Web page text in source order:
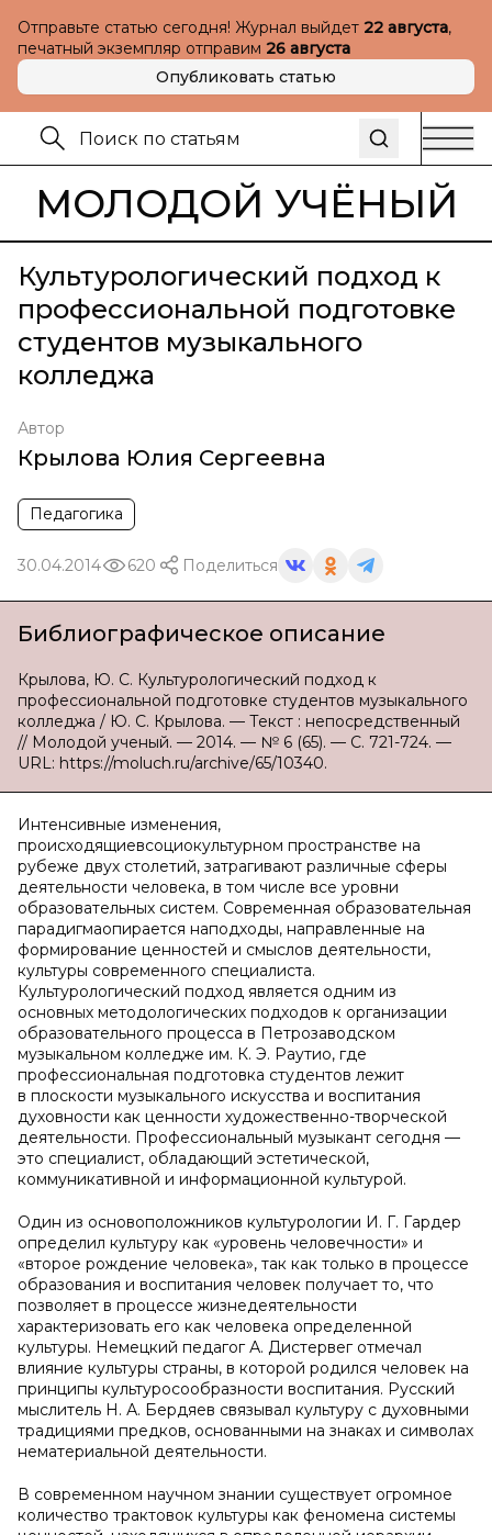
Отправьте статью сегодня! Журнал выйдет 22 августа,
печатный экземпляр отправим 26 августа
Опубликовать статью
МОЛОДОЙ УЧЁНЫЙ
Культурологический подход к
профессиональной подготовке
студентов музыкального
колледжа
Автор
Крылова Юлия Сергеевна
Педагогика
30.04.2014 620 Поделиться
Библиографическое описание
Крылова, Ю. С. Культурологический подход к
профессиональной подготовке студентов музыкального
колледжа / Ю. С. Крылова. — Текст : непосредственный
// Молодой ученый. — 2014. — № 6 (65). — С. 721-724. —
URL: https://moluch.ru/archive/65/10340.
Интенсивные изменения,
происходящиевсоциокультурном пространстве на
рубеже двух столетий, затрагивают различные сферы
деятельности человека, в том числе все уровни
образовательных систем. Современная образовательная
парадигмаопирается наподходы, направленные на
формирование ценностей и смыслов деятельности,
культуры современного специалиста.
Культурологический подход является одним из
основных методологических подходов к организации
образовательного процесса в Петрозаводском
музыкальном колледже им. К. Э. Раутио, где
профессиональная подготовка студентов лежит
в плоскости музыкального искусства и воспитания
духовности как ценности художественно-творческой
деятельности. Профессиональный музыкант сегодня —
это специалист, обладающий эстетической,
коммуникативной и информационной культурой.
Один из основоположников культурологии И. Г. Гардер
определил культуру как «уровень человечности» и
«второе рождение человека», так как только в процессе
образования и воспитания человек получает то, что
позволяет в процессе жизнедеятельности
характеризовать его как человека определенной
культуры. Немецкий педагог А. Дистервег отмечал
влияние культуры страны, в которой родился человек на
принципы культуросообразности воспитания. Русский
мыслитель Н. А. Бердяев связывал культуру с духовными
традициями предков, основанными на знаках и символах
нематериальной деятельности.
В современном научном знании существует огромное
количество трактовок культуры как феномена системы